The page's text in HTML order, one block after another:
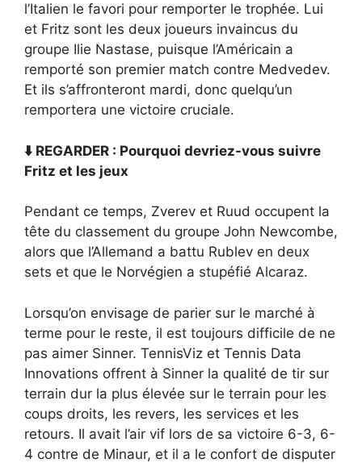
l’Italien le favori pour remporter le trophée. Lui
et Fritz sont les deux joueurs invaincus du
groupe Ilie Nastase, puisque l’Américain a
remporté son premier match contre Medvedev.
Et ils s’affronteront mardi, donc quelqu’un
remportera une victoire cruciale.
⬇️ REGARDER : Pourquoi devriez-vous suivre
Fritz et les jeux
Pendant ce temps, Zverev et Ruud occupent la
tête du classement du groupe John Newcombe,
alors que l’Allemand a battu Rublev en deux
sets et que le Norvégien a stupéfié Alcaraz.
Lorsqu’on envisage de parier sur le marché à
terme pour le reste, il est toujours difficile de ne
pas aimer Sinner. TennisViz et Tennis Data
Innovations offrent à Sinner la qualité de tir sur
terrain dur la plus élevée sur le terrain pour les
coups droits, les revers, les services et les
retours. Il avait l’air vif lors de sa victoire 6-3, 6-
4 contre de Minaur, et il a le confort de disputer